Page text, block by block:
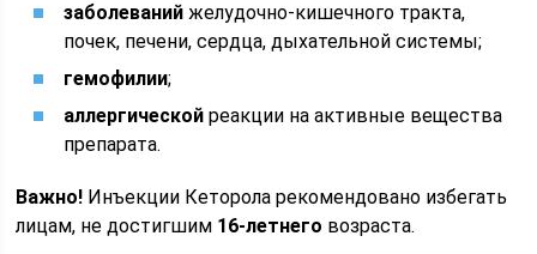
заболеваний желудочно-кишечного тракта,
почек, печени, сердца, дыхательной системы;
гемофилии;
аллергической реакции на активные вещества
препарата.
Важно! Инъекции Кеторола рекомендовано избегать
лицам, не достигшим 16-летнего возраста.